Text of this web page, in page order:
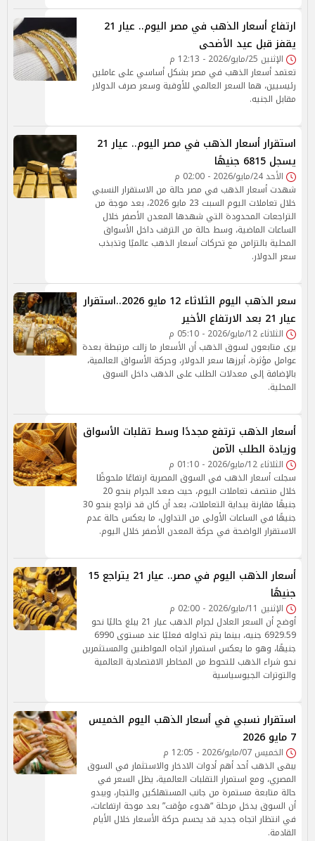
ارتفاع أسعار الذهب في مصر اليوم.. عيار 21
يقفز قبل عيد الأضحى
الإثنين 25/مايو/2026 - 12:13 م
تعتمد أسعار الذهب في مصر بشكل أساسي على عاملين
رئيسيين، هما السعر العالمي للأوقية وسعر صرف الدولار
مقابل الجنيه.
استقرار أسعار الذهب في مصر اليوم.. عيار 21
يسجل 6815 جنيهًا
الأحد 24/مايو/2026 - 02:00 م
شهدت أسعار الذهب في مصر حالة من الاستقرار النسبي
خلال تعاملات اليوم السبت 23 مايو 2026، بعد موجة من
التراجعات المحدودة التي شهدها المعدن الأصفر خلال
الساعات الماضية، وسط حالة من الترقب داخل الأسواق
المحلية بالتزامن مع تحركات أسعار الذهب عالميًا وتذبذب
سعر الدولار.
سعر الذهب اليوم الثلاثاء 12 مايو 2026..استقرار
عيار 21 بعد الارتفاع الأخير
الثلاثاء 12/مايو/2026 - 05:10 م
يرى متابعون لسوق الذهب أن الأسعار ما زالت مرتبطة بعدة
عوامل مؤثرة، أبرزها سعر الدولار، وحركة الأسواق العالمية،
بالإضافة إلى معدلات الطلب على الذهب داخل السوق
المحلية.
أسعار الذهب ترتفع مجددًا وسط تقلبات الأسواق
وزيادة الطلب الآمن
الثلاثاء 12/مايو/2026 - 01:10 م
سجلت أسعار الذهب في السوق المصرية ارتفاعًا ملحوظًا
خلال منتصف تعاملات اليوم، حيث صعد الجرام بنحو 20
جنيهًا مقارنة ببداية التعاملات، بعد أن كان قد تراجع بنحو 30
جنيهًا في الساعات الأولى من التداول، ما يعكس حالة عدم
الاستقرار الواضحة في حركة المعدن الأصفر خلال اليوم.
أسعار الذهب اليوم في مصر.. عيار 21 يتراجع 15
جنيهًا
الإثنين 11/مايو/2026 - 02:00 م
أوضح أن السعر العادل لجرام الذهب عيار 21 يبلغ حاليًا نحو
6929.59 جنيه، بينما يتم تداوله فعليًا عند مستوى 6990
جنيهًا، وهو ما يعكس استمرار اتجاه المواطنين والمستثمرين
نحو شراء الذهب للتحوط من المخاطر الاقتصادية العالمية
والتوترات الجيوسياسية
استقرار نسبي في أسعار الذهب اليوم الخميس
7 مايو 2026
الخميس 07/مايو/2026 - 12:05 م
يبقى الذهب أحد أهم أدوات الادخار والاستثمار في السوق
المصري، ومع استمرار التقلبات العالمية، يظل السعر في
حالة متابعة مستمرة من جانب المستهلكين والتجار، ويبدو
أن السوق يدخل مرحلة “هدوء مؤقت” بعد موجة ارتفاعات،
في انتظار اتجاه جديد قد يحسم حركة الأسعار خلال الأيام
القادمة.